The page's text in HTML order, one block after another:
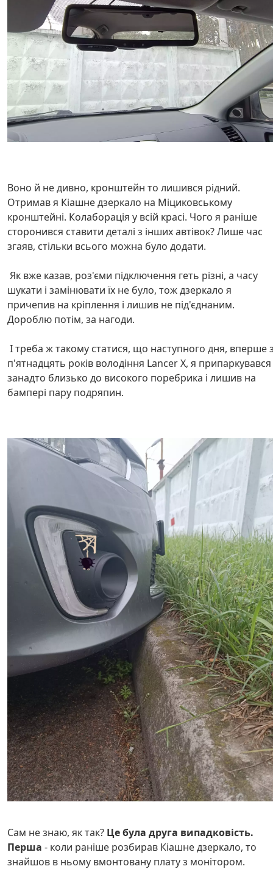
Воно й не дивно, кронштейн то лишився рідний.
Отримав я Кіашне дзеркало на Міциковському
кронштейні. Колаборація у всій красі. Чого я раніше
сторонився ставити деталі з інших автівок? Лише час
згаяв, стільки всього можна було додати.
Як вже казав, роз'єми підключення геть різні, а часу
шукати і замінювати їх не було, тож дзеркало я
причепив на кріплення і лишив не під'єднаним.
Дороблю потім, за нагоди.
І треба ж такому статися, що наступного дня, вперше
п'ятнадцять років володіння Lancer X, я припаркувався
занадто близько до високого поребрика і лишив на
бампері пару подряпин.
Сам не знаю, як так? Це була друга випадковість.
Перша - коли раніше розбирав Кіашне дзеркало, то
знайшов в ньому вмонтовану плату з монітором.